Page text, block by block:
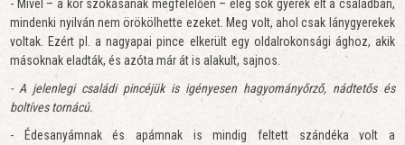
- Mivel – a kor szokásának megfelelően – elég sok gyerek élt a családban,
mindenki nyilván nem örökölhette ezeket. Meg volt, ahol csak lánygyerekek
voltak. Ezért pl. a nagyapai pince elkerült egy oldalrokonsági ághoz, akik
másoknak eladták, és azóta már át is alakult, sajnos.
- A jelenlegi családi pincéjük is igényesen hagyományőrző, nádtetős és
boltíves tornácú.
- Édesanyámnak és apámnak is mindig feltett szándéka volt a